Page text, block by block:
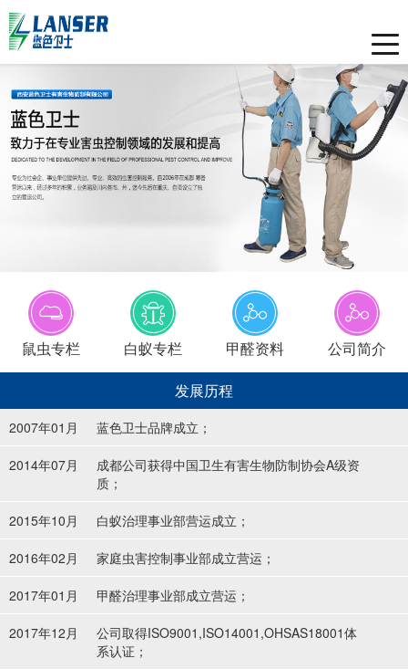
Toggle
鼠虫专栏 白蚁专栏 甲醛资料 公司简介
发展历程
2007年01月 蓝色卫士品牌成立；
2014年07月
成都公司获得中国卫生有害生物防制协会A级资
质；
2015年10月 白蚁治理事业部营运成立；
2016年02月 家庭虫害控制事业部成立营运；
2017年01月 甲醛治理事业部成立营运；
2017年12月
公司取得ISO9001,ISO14001,OHSAS18001体
系认证；